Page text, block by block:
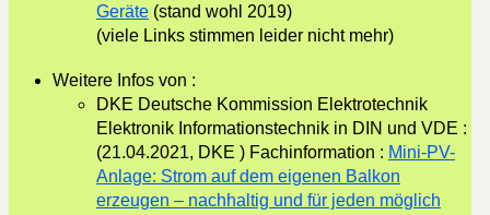
Geräte (stand wohl 2019)
(viele Links stimmen leider nicht mehr)
Weitere Infos von :
DKE Deutsche Kommission Elektrotechnik
Elektronik Informationstechnik in DIN und VDE :
(21.04.2021, DKE ) Fachinformation : Mini-PV-
Anlage: Strom auf dem eigenen Balkon
erzeugen – nachhaltig und für jeden möglich